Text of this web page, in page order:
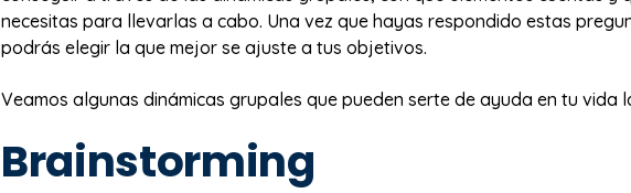
necesitas para llevarlas a cabo. Una vez que hayas respondido estas
podrás elegir la que mejor se ajuste a tus objetivos.
Veamos algunas dinámicas grupales que pueden serte de ayuda en tu vida
Brainstorming